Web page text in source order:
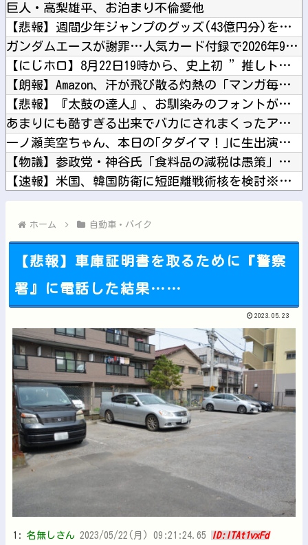
巨人・高梨雄平、お泊まり不倫愛他
【悲報】週間少年ジャンプのグッズ(43億円分)を注文し全てキ...
ガンダムエースが謝罪…人気カード付録で2026年9月号が全国...
【にじホロ】8月22日19時から、史上初 ”推しトークバラエ...
【朗報】Amazon、汗が飛び散る灼熱の「マンガ毎週末セール...
【悲報】『太鼓の達人』、お馴染みのフォントが大人の事情で変更...
あまりにも酷すぎる出来でバカにされまくったアニメ『ワンダンス...
一ノ瀬美空ちゃん、本日の｢タダイマ！｣に生出演！！！【乃木坂...
【物議】参政党・神谷氏「食料品の減税は愚策」←じゃあ他にどん...
【速報】米国、韓国防衛に短距離戦術核を検討※韓国談他
【朗報】キングダムの河了貂、覚醒する他
ホーム 自動車・バイク
【悲報】車庫証明書を取るために『警察
署』に電話した結果……
2023.05.23
1: 名無しさん 2023/05/22(月) 09:21:24.65 ID:lTAt1vxFd